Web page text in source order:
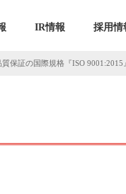
IR情報 採用情
保証の国際規格『ISO 9001:2015